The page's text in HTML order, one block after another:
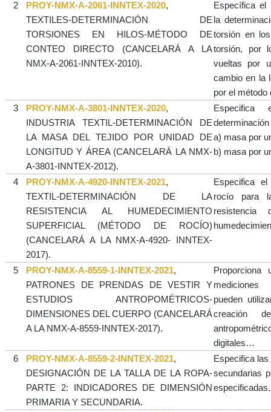
2 PROY-NMX-A-2061-INNTEX-2020,
TEXTILES-DETERMINACIÓN DE
TORSIONES EN HILOS-MÉTODO DE
CONTEO DIRECTO (CANCELARÁ A LA
NMX-A-2061-INNTEX-2010).
Específica el
la
torsión en
torsión, por
vueltas por
cambio en la
por el método
3
PROY-NMX-A-3801-INNTEX-2020,
INDUSTRIA TEXTIL-DETERMINACIÓN DE
LA MASA DEL TEJIDO POR UNIDAD DE
LONGITUD Y ÁREA (CANCELARÁ LA NMX-
A-3801-INNTEX-2012).
determinación
a) masa por
b) masa por
4 PROY-NMX-A-4920-INNTEX-2021,
TEXTIL-DETERMINACIÓN DE LA
RESISTENCIA AL HUMEDECIMIENTO
SUPERFICIAL (MÉTODO DE ROCÍO)
(CANCELARÁ A LA NMX-A-4920- INNTEX-
2017).
Especifica
rocío para
5 PROY-NMX-A-8559-1-INNTEX-2021,
PATRONES DE PRENDAS DE VESTIR Y
ESTUDIOS ANTROPOMÉTRICOS-
DIMENSIONES DEL CUERPO (CANCELARÁ
A LA NMX-A-8559-INNTEX-2017).
Proporciona
mediciones
pueden
creación
digitales…
6
PROY-NMX-A-8559-2-INNTEX-2021,
DESIGNACIÓN DE LA TALLA DE LA ROPA-
PARTE 2: INDICADORES DE DIMENSIÓN
PRIMARIA Y SECUNDARIA.
Especifica
secundarias
especificadas.